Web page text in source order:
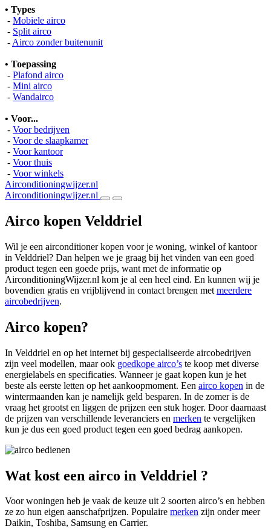
• Types
- Mobiele airco
- Split airco
- Airco zonder buitenunit
• Toepassing
- Plafond airco
- Mini airco
- Wandairco
• Voor...
- Voor bedrijven
- Voor de slaapkamer
- Voor kantoor
- Voor thuis
- Voor winkels
Airconditioningwijzer.nl
Airconditioningwijzer.nl
Airco kopen Velddriel
Wil je een airconditioner kopen voor je woning, winkel of kantoor
in Velddriel? Dan helpen we je graag bij het vinden van een goed
product tegen een goede prijs, want met de informatie op
AirconditioningWijzer.nl kom je al een heel eind. En kunnen wij je
bovendien gratis en vrijblijvend in contact brengen met meerdere
aircobedrijven.
Airco kopen?
In Velddriel en op het internet bij gespecialiseerde aircobedrijven
zijn veel modellen, maar ook goedkope airco’s te koop met diverse
energielabels en specificaties. Wanneer je gaat kopen kun je het
beste als eerste letten op het aankoopmoment. Een airco kopen in de
wintermaanden kan je namelijk geld besparen. In de zomer is de
vraag het grootst en liggen de prijzen een stuk hoger. Door daarnaast
de prijzen van verschillende leveranciers en merken te vergelijken
kun je dus een goed product tegen een goed bedrag aankopen.
Wat kost een airco in Velddriel ?
Voor woningen heb je vaak de keuze uit 2 soorten airco’s en hebben
ze zo hun eigen aanschafprijzen. Populaire merken zijn onder meer
Daikin, Toshiba, Samsung en Carrier.